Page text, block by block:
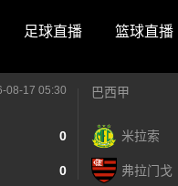
足球直播 篮球直播
08-17 05:30
0
0
巴西甲
米拉索
弗拉门戈